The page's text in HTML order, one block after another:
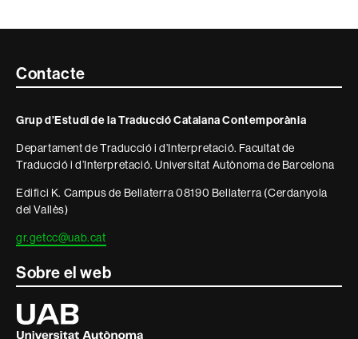
Contacte
informació
legal
Contacte
Grup d’Estudi de la Traducció Catalana Contemporània
Departament de Traducció i d’Interpretació. Facultat de
Traducció i d’Interpretació. Universitat Autònoma de Barcelona
Edifici K. Campus de Bellaterra 08190 Bellaterra (Cerdanyola
del Vallès)
gr.getcc@uab.cat
Sobre el web
Universitat
Autònoma
de